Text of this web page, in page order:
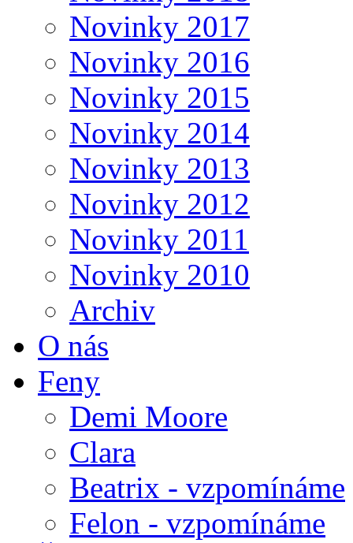
Novinky 2017
Novinky 2016
Novinky 2015
Novinky 2014
Novinky 2013
Novinky 2012
Novinky 2011
Novinky 2010
Archiv
O nás
Feny
Demi Moore
Clara
Beatrix - vzpomínáme
Felon - vzpomínáme